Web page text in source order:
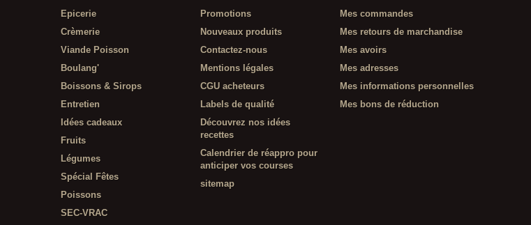
Epicerie
Crèmerie
Viande Poisson
Boulang'
Boissons & Sirops
Entretien
Idées cadeaux
Fruits
Légumes
Spécial Fêtes
Poissons
SEC-VRAC
Promotions
Nouveaux produits
Contactez-nous
Mentions légales
CGU acheteurs
Labels de qualité
Découvrez nos idées
recettes
Calendrier de réappro pour
anticiper vos courses
sitemap
Mes commandes
Mes retours de marchandise
Mes avoirs
Mes adresses
Mes informations personnelles
Mes bons de réduction